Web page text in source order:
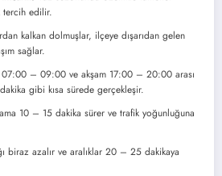
tercih edilir.
kalkan dolmuşlar, ilçeye dışarıdan gelen
sağlar.
07:00 – 09:00 ve akşam 17:00 – 20:00 arası
gibi kısa sürede gerçekleşir.
10 – 15 dakika sürer ve trafik yoğunluğuna
biraz azalır ve aralıklar 20 – 25 dakikaya